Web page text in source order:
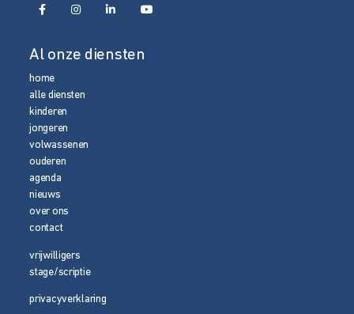
Al onze diensten
home
alle diensten
kinderen
jongeren
volwassenen
ouderen
agenda
nieuws
over ons
contact
vrijwilligers
stage/scriptie
privacyverklaring